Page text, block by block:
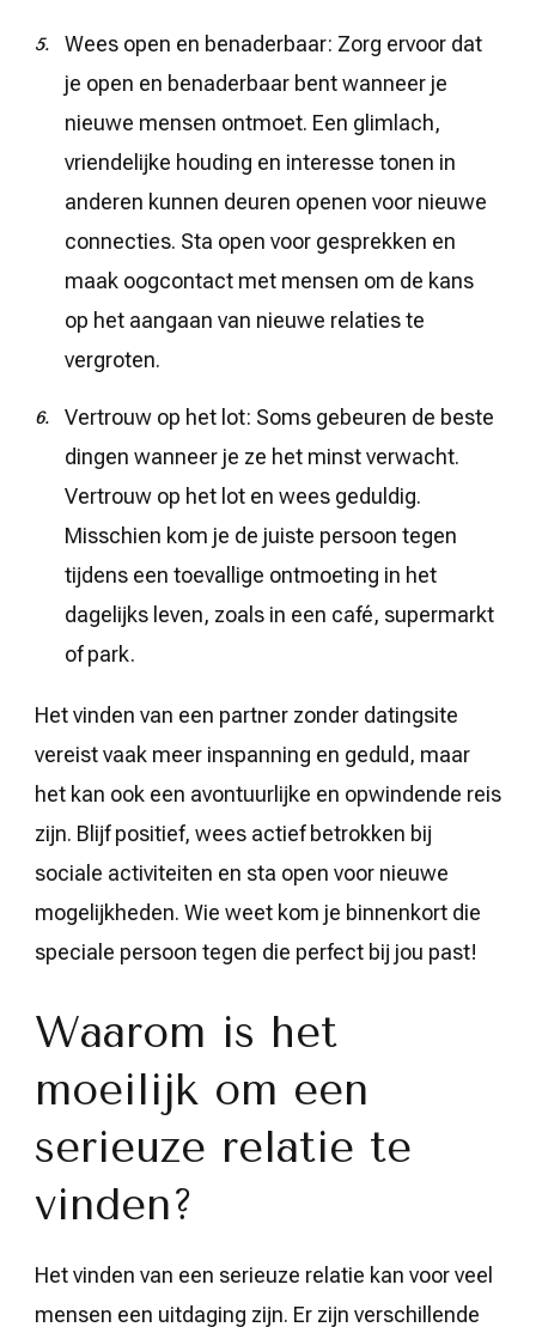
Wees open en benaderbaar: Zorg ervoor dat
je open en benaderbaar bent wanneer je
nieuwe mensen ontmoet. Een glimlach,
vriendelijke houding en interesse tonen in
anderen kunnen deuren openen voor nieuwe
connecties. Sta open voor gesprekken en
maak oogcontact met mensen om de kans
op het aangaan van nieuwe relaties te
vergroten.
Vertrouw op het lot: Soms gebeuren de beste
dingen wanneer je ze het minst verwacht.
Vertrouw op het lot en wees geduldig.
Misschien kom je de juiste persoon tegen
tijdens een toevallige ontmoeting in het
dagelijks leven, zoals in een café, supermarkt
of park.
Het vinden van een partner zonder datingsite
vereist vaak meer inspanning en geduld, maar
het kan ook een avontuurlijke en opwindende reis
zijn. Blijf positief, wees actief betrokken bij
sociale activiteiten en sta open voor nieuwe
mogelijkheden. Wie weet kom je binnenkort die
speciale persoon tegen die perfect bij jou past!
Waarom is het
moeilijk om een ​​
serieuze relatie te
vinden?
Het vinden van een serieuze relatie kan voor veel
mensen een uitdaging zijn. Er zijn verschillende